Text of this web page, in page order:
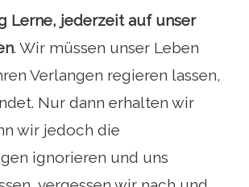
Lerne, jederzeit auf unser
. Wir müssen unser Leben
Verlangen regieren lassen,
Nur dann erhalten wir
wir jedoch die
ignorieren und uns